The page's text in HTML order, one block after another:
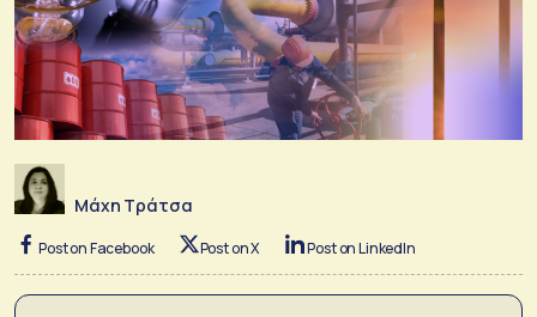
Μάχη Τράτσα
Post on Facebook Post on X Post on LinkedIn